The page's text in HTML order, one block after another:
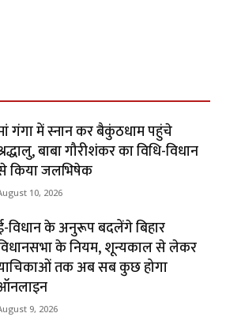
गंगा में स्नान कर बैकुंठधाम पहुंचे
बाबा गौरीशंकर का विधि-विधान
किया जलभिषेक
10, 2026
विधान के अनुरूप बदलेंगे बिहार
के नियम, शून्यकाल से लेकर
तक अब सब कुछ होगा
9, 2026